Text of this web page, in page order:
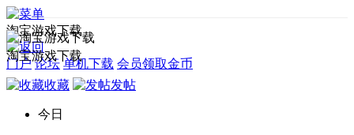
淘宝游戏下载
门户 论坛 单机下载 会员领取金币
淘宝游戏下载
收藏 发帖
今日